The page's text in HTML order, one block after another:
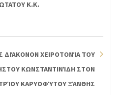
Κ.Κ.
ΔΙΆΚΟΝΟΝ ΧΕΙΡΟΤΟΝΊΑ ΤΟΥ
ΚΩΝΣΤΑΝΤΙΝΊΔΗ ΣΤΟΝ
ΚΑΡΥΟΦΎΤΟΥ ΞΆΝΘΗΣ